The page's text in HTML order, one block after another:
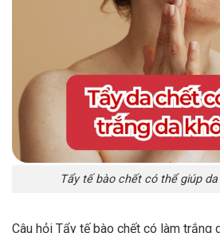
Tẩy tế bào chết có thể giúp
Câu hỏi Tẩy tế bào chết có làm trắng